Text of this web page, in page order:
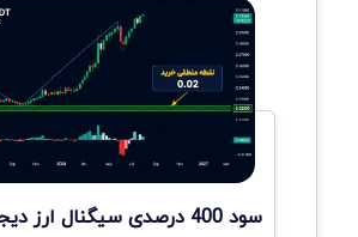
سود 400 درصدی سیگنال ارز دیجیتال JST